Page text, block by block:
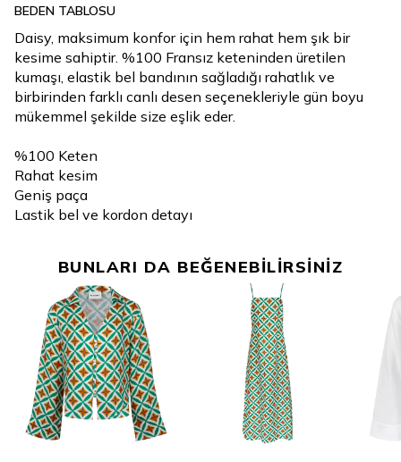
BEDEN TABLOSU
Daisy, maksimum konfor için hem rahat hem şık bir
kesime sahiptir. %100 Fransız keteninden üretilen
kumaşı, elastik bel bandının sağladığı rahatlık ve
birbirinden farklı canlı desen seçenekleriyle gün boyu
mükemmel şekilde size eşlik eder.
%100 Keten
Rahat kesim
Geniş paça
Lastik bel ve kordon detayı
BUNLARI DA BEĞENEBİLİRSİNİZ